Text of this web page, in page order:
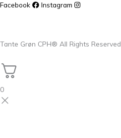
Facebook Instagram
Tante Grøn CPH® All Rights Reserved
0